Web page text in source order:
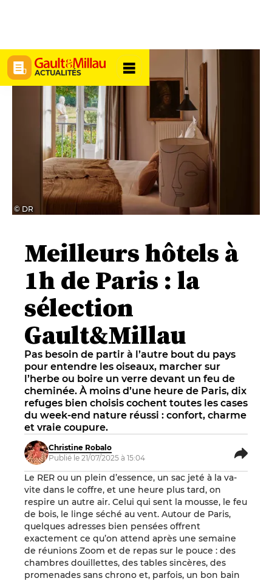
ACTUALITÉS
© DR
Meilleurs hôtels à
1h de Paris : la
sélection
Gault&Millau
Pas besoin de partir à l’autre bout du pays
pour entendre les oiseaux, marcher sur
l’herbe ou boire un verre devant un feu de
cheminée. À moins d’une heure de Paris, dix
refuges bien choisis cochent toutes les cases
du week-end nature réussi : confort, charme
et vraie coupure.
Christine Robalo
Publié le 21/07/2025 à 15:04
Le RER ou un plein d’essence, un sac jeté à la va-
vite dans le coffre, et une heure plus tard, on
respire un autre air. Celui qui sent la mousse, le feu
de bois, le linge séché au vent. Autour de Paris,
quelques adresses bien pensées offrent
exactement ce qu’on attend après une semaine
de réunions Zoom et de repas sur le pouce : des
chambres douillettes, des tables sincères, des
promenades sans chrono et, parfois, un bon bain